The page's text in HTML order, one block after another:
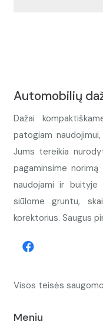
Automobilių
Dažai
patogiam
Jums tereikia
pagaminsime
naudojami ir
siūlome gruntu,
korektorius. Saugus
Visos teisės
Meniu